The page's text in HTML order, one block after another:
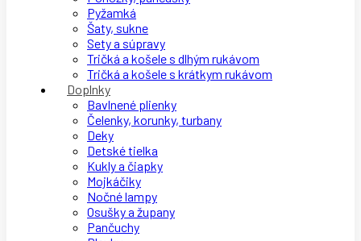
Pyžamká
Šaty, sukne
Sety a súpravy
Tričká a košele s dlhým rukávom
Tričká a košele s krátkym rukávom
Doplnky
Bavlnené plienky
Čelenky, korunky, turbany
Deky
Detské tielka
Kukly a čiapky
Mojkáčiky
Nočné lampy
Osušky a župany
Pančuchy